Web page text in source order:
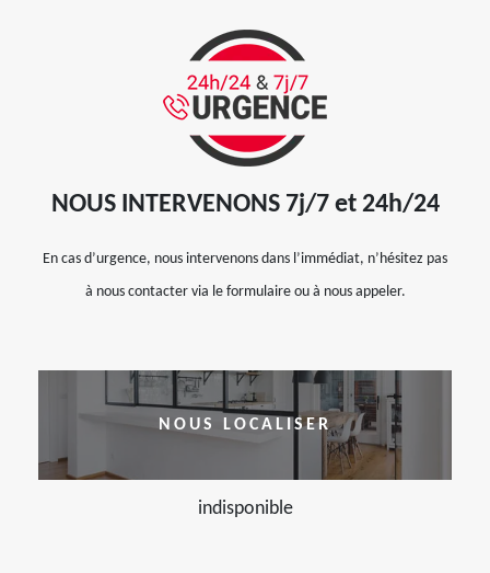
NOUS INTERVENONS 7j/7 et 24h/24
En cas d’urgence, nous intervenons dans l’immédiat, n’hésitez pas
à nous contacter via le formulaire ou à nous appeler.
NOUS LOCALISER
indisponible